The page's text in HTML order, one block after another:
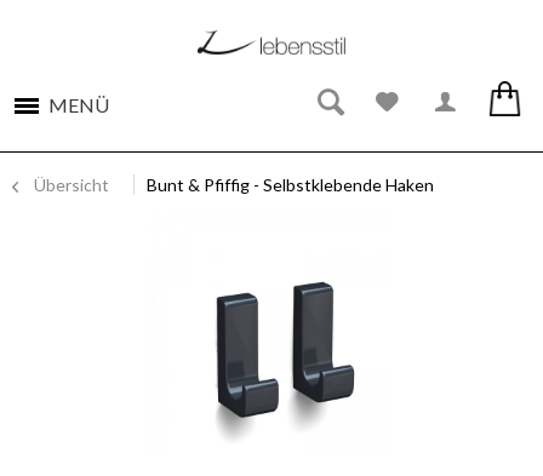
MENÜ
Übersicht Bunt & Pfiffig - Selbstklebende Haken